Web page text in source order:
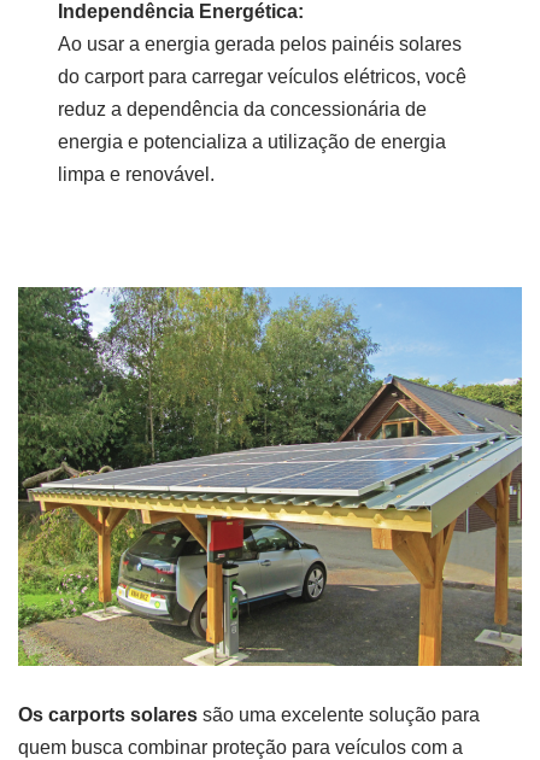
Independência Energética:
Ao usar a energia gerada pelos painéis solares
do carport para carregar veículos elétricos, você
reduz a dependência da concessionária de
energia e potencializa a utilização de energia
limpa e renovável.
Os carports solares são uma excelente solução para
quem busca combinar proteção para veículos com a